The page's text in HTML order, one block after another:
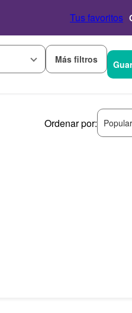
Tus favoritos
Más filtros
Ordenar por: